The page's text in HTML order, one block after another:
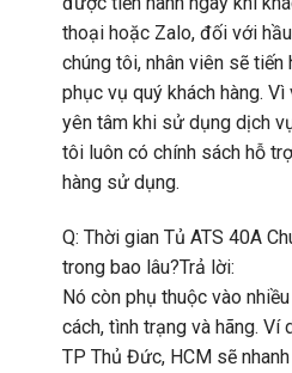
thoại hoặc Zalo, đối với
chúng tôi, nhân viên sẽ
phục vụ quý khách hàng.
yên tâm khi sử dụng dịch
tôi luôn có chính sách hỗ
hàng sử dụng.
Q: Thời gian Tủ ATS 40A
trong bao lâu?Trả lời:
Nó còn phụ thuộc vào
cách, tình trạng và hãng. Ví
TP Thủ Đức, HCM sẽ